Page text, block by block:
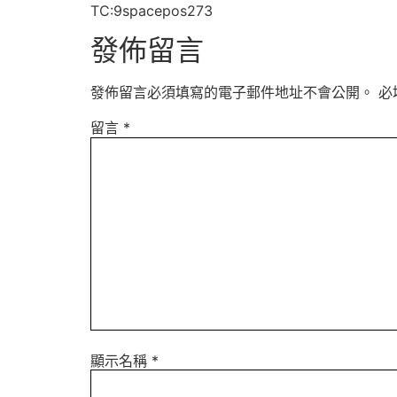
TC:9spacepos273
發佈留言
發佈留言必須填寫的電子郵件地址不會公開。 必
留言 *
顯示名稱 *